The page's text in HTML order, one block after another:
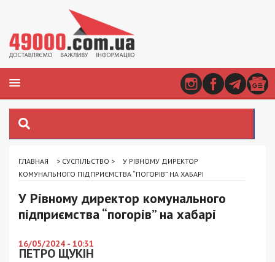
ГЛАВНАЯ > СУСПІЛЬСТВО >
У РІВНОМУ ДИРЕКТОР
КОМУНАЛЬНОГО ПІДПРИЄМСТВА “ПОГОРІВ” НА ХАБАРІ
У Рівному директор комунального
підприємства “погорів” на хабарі
16/05/2024 - 10:31
ПЕТРО ЩУКІН